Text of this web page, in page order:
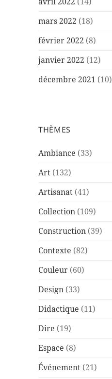
mars 2022 (18)
février 2022 (8)
janvier 2022 (12)
décembre 2021 (10)
THÈMES
Ambiance (33)
Art (132)
Artisanat (41)
Collection (109)
Construction (39)
Contexte (82)
Couleur (60)
Design (33)
Didactique (11)
Dire (19)
Espace (8)
Événement (21)